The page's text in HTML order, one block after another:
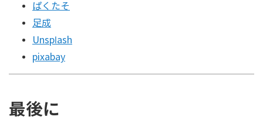
ぱくたそ
足成
Unsplash
pixabay
最後に